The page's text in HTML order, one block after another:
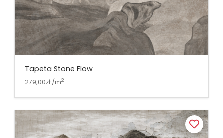
Tapeta Stone Flow
279,00zł /m2